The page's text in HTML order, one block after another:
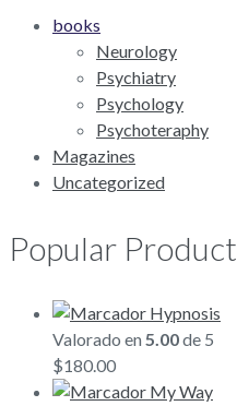
books
Neurology
Psychiatry
Psychology
Psychoteraphy
Magazines
Uncategorized
Popular Product
Hypnosis
Valorado en 5.00de 5
$180.00
My Way